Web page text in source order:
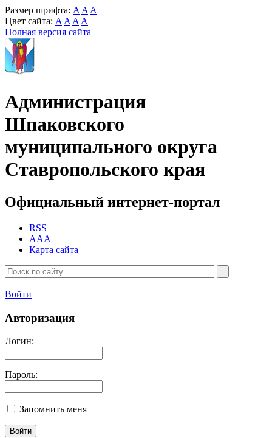
Размер шрифта: A A A
Цвет сайта: A A A A
Полная версия сайта
Администрация
Шпаковского
муниципального округа
Ставропольского края
Официальный интернет-портал
RSS
AAA
Карта сайта
Войти
Авторизация
Логин:
Пароль:
Запомнить меня